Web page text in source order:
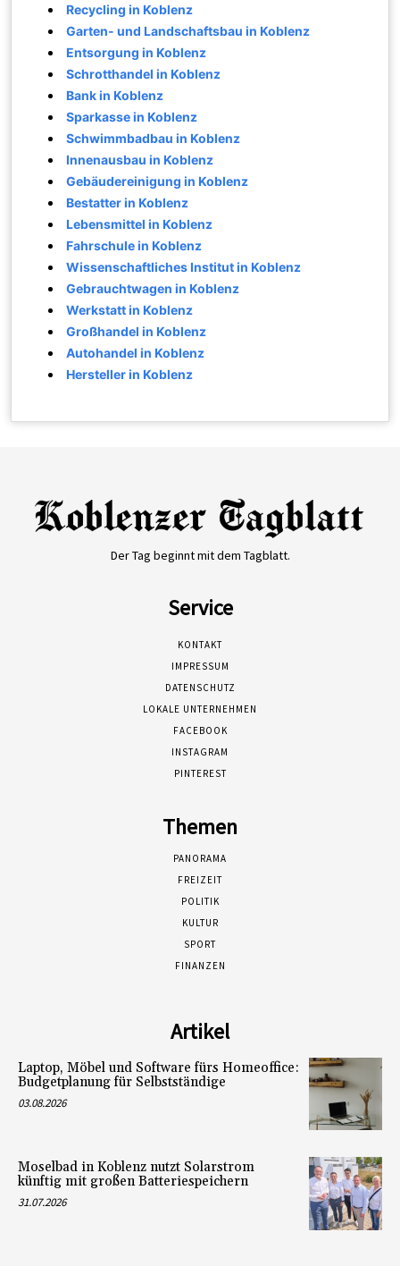
Recycling in Koblenz
Garten- und Landschaftsbau in Koblenz
Entsorgung in Koblenz
Schrotthandel in Koblenz
Bank in Koblenz
Sparkasse in Koblenz
Schwimmbadbau in Koblenz
Innenausbau in Koblenz
Gebäudereinigung in Koblenz
Bestatter in Koblenz
Lebensmittel in Koblenz
Fahrschule in Koblenz
Wissenschaftliches Institut in Koblenz
Gebrauchtwagen in Koblenz
Werkstatt in Koblenz
Großhandel in Koblenz
Autohandel in Koblenz
Hersteller in Koblenz
Der Tag beginnt mit dem Tagblatt.
Service
KONTAKT
IMPRESSUM
DATENSCHUTZ
LOKALE UNTERNEHMEN
FACEBOOK
INSTAGRAM
PINTEREST
Themen
PANORAMA
FREIZEIT
POLITIK
KULTUR
SPORT
FINANZEN
Artikel
Laptop, Möbel und Software fürs Homeoffice:
Budgetplanung für Selbstständige
03.08.2026
Moselbad in Koblenz nutzt Solarstrom
künftig mit großen Batteriespeichern
31.07.2026